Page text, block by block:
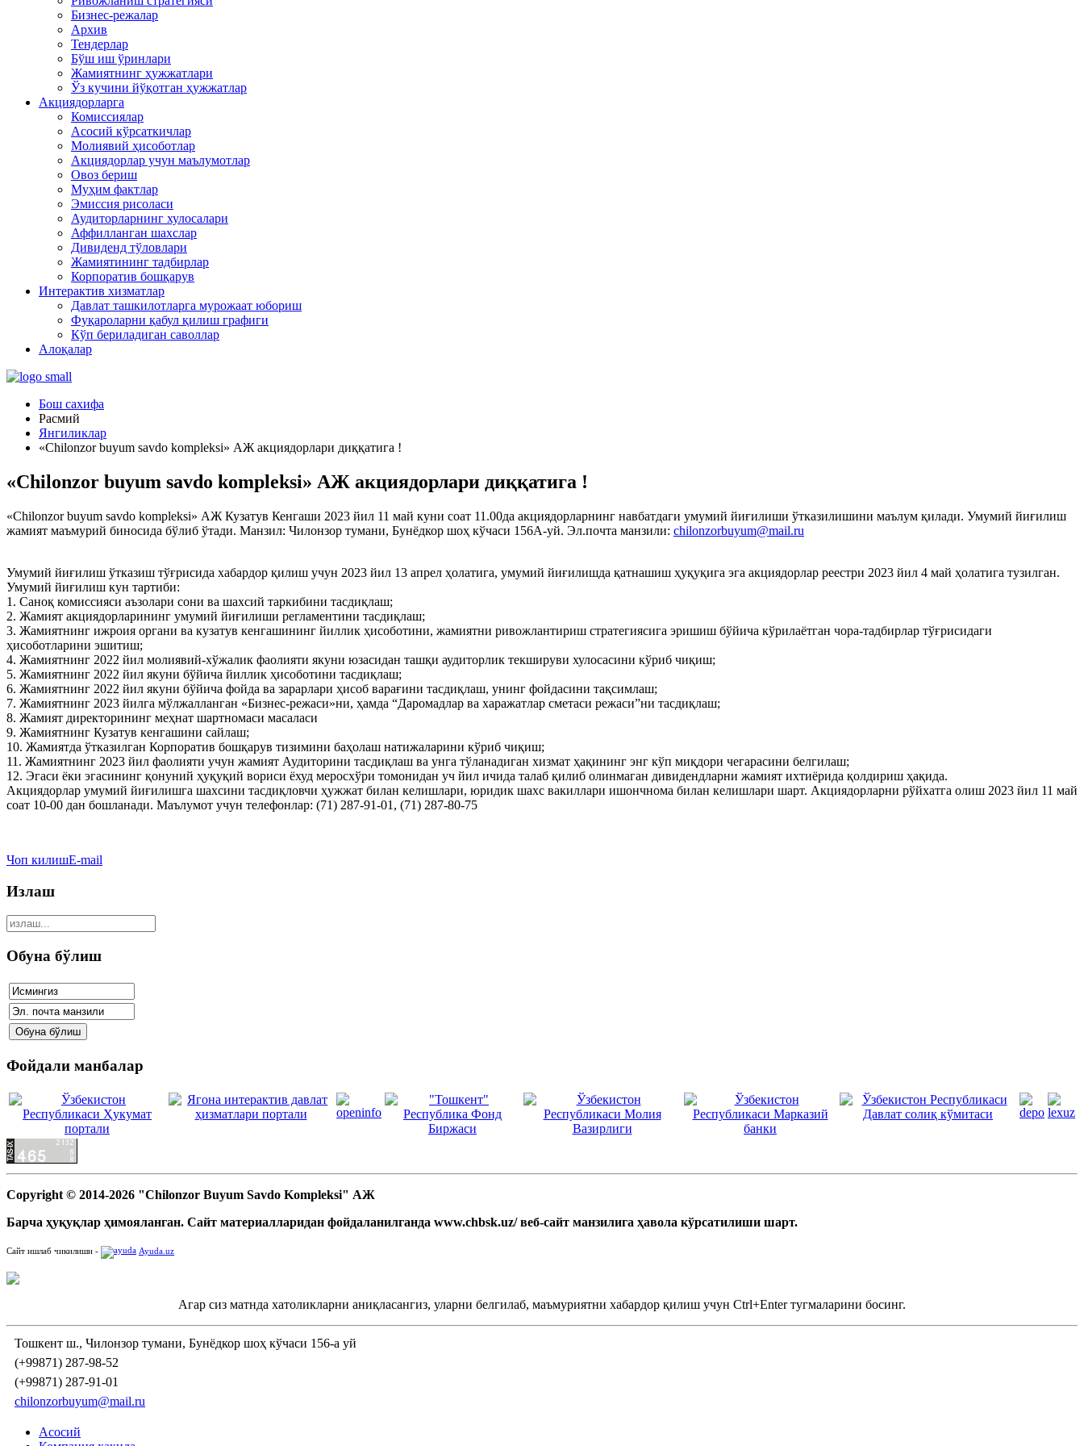
Бизнес-режалар
Архив
Тендерлар
Бўш иш ўринлари
Жамиятнинг ҳужжатлари
Ўз кучини йўқотган ҳужжатлар
Акциядорларга
Комиссиялар
Асосий кўрсаткичлар
Молиявий ҳисоботлар
Акциядорлар учун маълумотлар
Овоз бериш
Муҳим фактлар
Эмиссия рисоласи
Аудиторларнинг хулосалари
Аффилланган шахслар
Дивиденд тўловлари
Жамиятининг тадбирлар
Корпоратив бошқарув
Интерактив хизматлар
Давлат ташкилотларга мурожаат юбориш
Фуқароларни қабул қилиш графиги
Кўп бериладиган саволлар
Алоқалар
Бош сахифа
Расмий
Янгиликлар
«Chilonzor buyum savdo komplеksi» АЖ акциядорлари диққатига !
«Chilonzor buyum savdo komplеksi» АЖ акциядорлари диққатига !
«Chilonzor buyum savdo komplеksi» АЖ Кузатув Кенгаши 2023 йил 11 май куни соат 11.00да акциядорларнинг навбатдаги умумий йиғилиши ўтказилишини маълум қилади. Умумий йиғилиш
жамият маъмурий биносида бўлиб ўтади. Манзил: Чилонзор тумани, Бунёдкор шоҳ кўчаси 156А-уй. Эл.почта манзили: chilonzorbuyum@mail.ru
Умумий йиғилиш ўтказиш тўғрисида хабардор қилиш учун 2023 йил 13 апрел ҳолатига, умумий йиғилишда қатнашиш ҳуқуқига эга акциядорлар реестри 2023 йил 4 май ҳолатига тузилган.
Умумий йиғилиш кун тартиби:
1. Саноқ комиссияси аъзолари сони ва шахсий таркибини тасдиқлаш;
2. Жамият акциядорларининг умумий йиғилиши регламентини тасдиқлаш;
3. Жамиятнинг ижроия органи ва кузатув кенгашининг йиллик ҳисоботини, жамиятни ривожлантириш стратегиясига эришиш бўйича кўрилаётган чора-тадбирлар тўғрисидаги
ҳисоботларини эшитиш;
4. Жамиятнинг 2022 йил молиявий-хўжалик фаолияти якуни юзасидан ташқи аудиторлик текшируви хулосасини кўриб чиқиш;
5. Жамиятнинг 2022 йил якуни бўйича йиллик ҳисоботини тасдиқлаш;
6. Жамиятнинг 2022 йил якуни бўйича фойда ва зарарлари ҳисоб варағини тасдиқлаш, унинг фойдасини тақсимлаш;
7. Жамиятнинг 2023 йилга мўлжалланган «Бизнес-режаси»ни, ҳамда “Даромадлар ва харажатлар сметаси режаси”ни тасдиқлаш;
8. Жамият директорининг меҳнат шартномаси масаласи
9. Жамиятнинг Кузатув кенгашини сайлаш;
10. Жамиятда ўтказилган Корпоратив бошқарув тизимини баҳолаш натижаларини кўриб чиқиш;
11. Жамиятнинг 2023 йил фаолияти учун жамият Аудиторини тасдиқлаш ва унга тўланадиган хизмат ҳақининг энг кўп миқдори чегарасини белгилаш;
12. Эгаси ёки эгасининг қонуний ҳуқуқий вориси ёхуд меросхўри томонидан уч йил ичида талаб қилиб олинмаган дивидендларни жамият ихтиёрида қолдириш ҳақида.
Акциядорлар умумий йиғилишга шахсини тасдиқловчи ҳужжат билан келишлари, юридик шахс вакиллари ишончнома билан келишлари шарт. Акциядорларни рўйхатга олиш 2023 йил 11 май
соат 10-00 дан бошланади. Маълумот учун телефонлар: (71) 287-91-01, (71) 287-80-75
Чоп килишE-mail
Излаш
Обуна бўлиш
Фойдали манбалар
Copyright © 2014-2026 "Chilonzor Buyum Savdo Kompleksi" АЖ
Барча ҳуқуқлар ҳимояланган. Сайт материалларидан фойдаланилганда www.chbsk.uz/ веб-сайт манзилига ҳавола кўрсатилиши шарт.
Сайт ишлаб чикилиши - Ayuda.uz
Агар сиз матнда хатоликларни аниқласангиз, уларни белгилаб, маъмуриятни хабардор қилиш учун Ctrl+Enter тугмаларини босинг.
Тошкент ш., Чилонзор тумани, Бунёдкор шоҳ кўчаси 156-а уй
(+99871) 287-98-52
(+99871) 287-91-01
chilonzorbuyum@mail.ru
Асосий